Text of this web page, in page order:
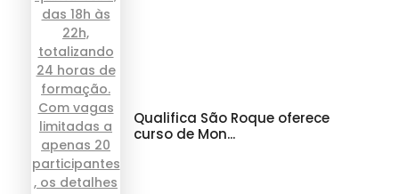
Qualifica São Roque oferece
curso de Mon...